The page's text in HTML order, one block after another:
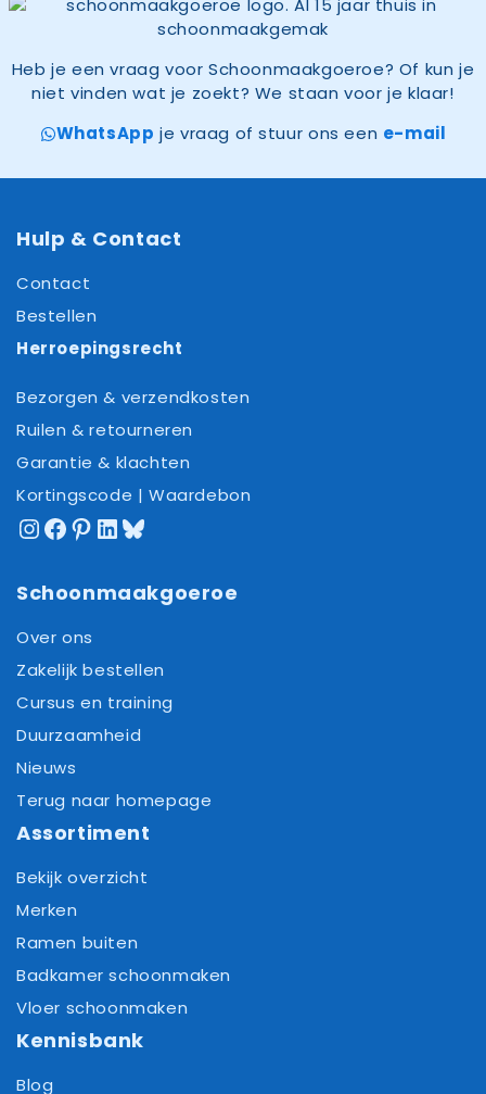
Heb je een vraag voor Schoonmaakgoeroe? Of kun je
niet vinden wat je zoekt? We staan voor je klaar!
WhatsApp je vraag of stuur ons een e-mail
Hulp & Contact
Contact
Bestellen
Herroepingsrecht
Bezorgen & verzendkosten
Ruilen & retourneren
Garantie & klachten
Kortingscode | Waardebon
Instagram
Facebook
Pinterest
LinkedIn
Bluesky
Schoonmaakgoeroe
Over ons
Zakelijk bestellen
Cursus en training
Duurzaamheid
Nieuws
Terug naar homepage
Assortiment
Bekijk overzicht
Merken
Ramen buiten
Badkamer schoonmaken
Vloer schoonmaken
Kennisbank
Blog